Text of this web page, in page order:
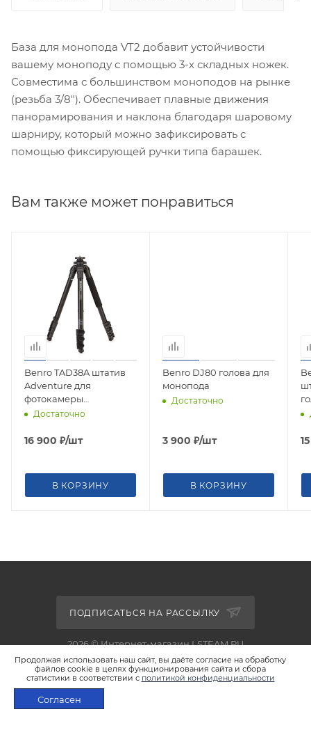
Продолжая использовать наш сайт, вы даёте согласие на обработку
файлов cookie в целях функционирования сайта и сбора
статистики в соответствии с политикой конфиденциальности
Согласен
База для монопода VT2 добавит устойчивости
вашему моноподу с помощью 3-х складных ножек.
Совместима с большинством моноподов на рынке
(резьба 3/8"). Обеспечивает плавные движения
панорамирования и наклона благодаря шаровому
шарниру, который можно зафиксировать с
помощью фиксирующей ручки типа барашек.
Вам также может понравиться
Benro TAD38A штатив
Adventure для
фотокамеры
алюминиевый с
Достаточно
16 900 ₽/шт
В КОРЗИНУ
Benro DJ80 голова для
монопода
Достаточно
3 900 ₽/шт
В КОРЗИНУ
с
ПОДПИСАТЬСЯ НА РАССЫЛКУ
2026 © Интернет-магазин LSTEAM.RU